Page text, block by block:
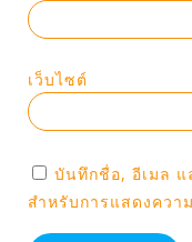
เว็บไซต์
บันทึกชื่อ, อีเมล แ
สำหรับการแสดงควา